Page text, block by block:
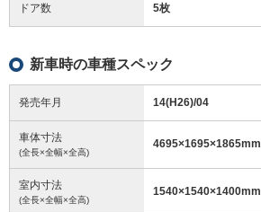
ドア数 5枚
新車時の車種スペック
発売年月 14(H26)/04
車体寸法
(全長×全幅×全高)
4695×1695×1865mm
室内寸法
(全長×全幅×全高)
1540×1540×1400mm